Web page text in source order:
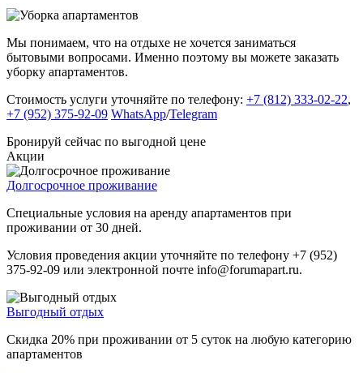
Мы понимаем, что на отдыхе не хочется заниматься
бытовыми вопросами. Именно поэтому вы можете заказать
уборку апартаментов.
Стоимость услуги уточняйте по телефону: +7 (812) 333-02-22,
+7 (952) 375-92-09 WhatsApp/Telegram
Бронируй сейчас по выгодной цене
Акции
Долгосрочное проживание
Специальные условия на аренду апартаментов при
проживании от 30 дней.
Условия проведения акции уточняйте по телефону +7 (952)
375-92-09 или электронной почте info@forumapart.ru.
Выгодный отдых
Скидка 20% при проживании от 5 суток на любую категорию
апартаментов